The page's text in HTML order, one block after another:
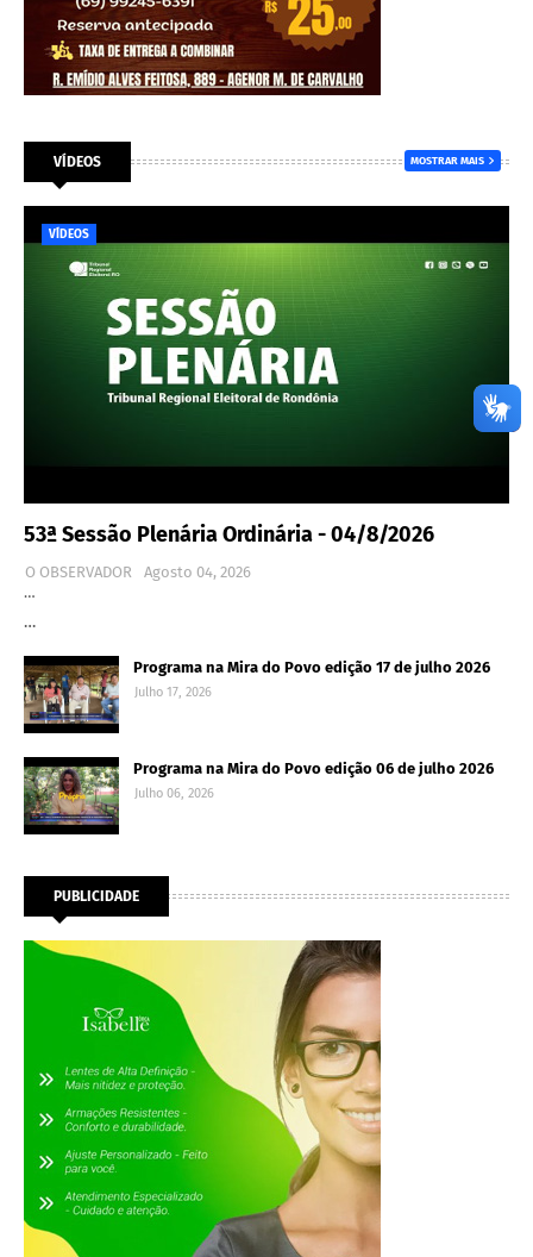
VÍDEOS MOSTRAR MAIS
VÍDEOS
53ª Sessão Plenária Ordinária - 04/8/2026
O OBSERVADOR
Agosto 04, 2026
…
…
Programa na Mira do Povo edição 17 de julho 2026
Julho 17, 2026
Programa na Mira do Povo edição 06 de julho 2026
Julho 06, 2026
PUBLICIDADE